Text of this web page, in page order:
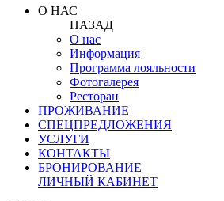
О НАС
НАЗАД
О нас
Информация
Программа лояльности
Фотогалерея
Ресторан
ПРОЖИВАНИЕ
СПЕЦПРЕДЛОЖЕНИЯ
УСЛУГИ
КОНТАКТЫ
БРОНИРОВАНИЕ
ЛИЧНЫЙ КАБИНЕТ